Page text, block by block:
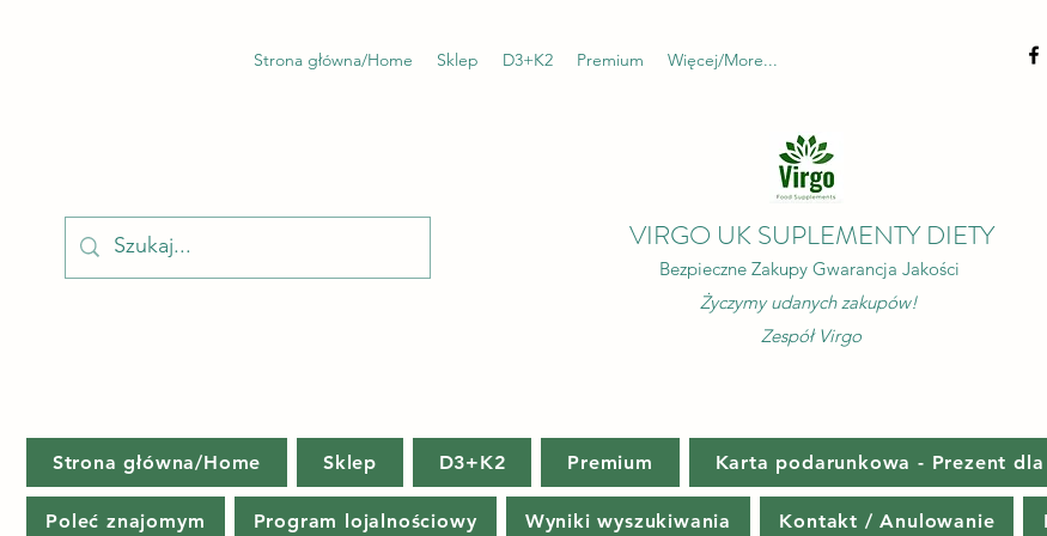
Strona główna/Home Sklep D3+K2 Premium Więcej/More...
VIRGO UK SUPLEMENTY DIETY
Bezpieczne Zakupy Gwarancja Jakości
Życzymy udanych zakupów!
Zespół Virgo
Strona główna/Home Sklep D3+K2 Premium Karta podarunkowa - Prezent
Poleć znajomym Program lojalnościowy Wyniki wyszukiwania Kontakt / Anulowanie